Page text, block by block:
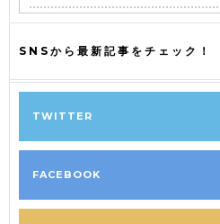
SNSから最新記事をチェック！
TWITTER
FACEBOOK